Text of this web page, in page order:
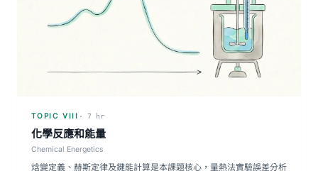
TOPIC VIII · 7 hr
化學反應和能量
Chemical Energetics
焓變定義、赫斯定律及鍵能計算是本課題核心，量熱法實驗誤差分析